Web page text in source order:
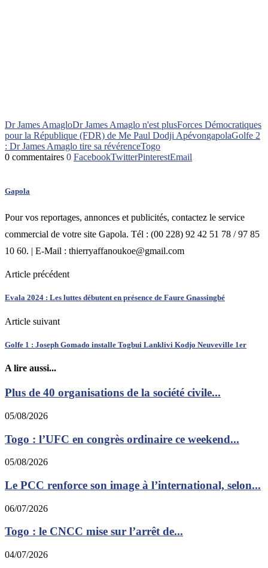
Dr James AmagloDr James Amaglo n'est plusForces Démocratiques
pour la République (FDR) de Me Paul Dodji ApévongapolaGolfe 2
: Dr James Amaglo tire sa révérenceTogo
0 commentaires 0 FacebookTwitterPinterestEmail
Gapola
Pour vos reportages, annonces et publicités, contactez le service
commercial de votre site Gapola. Tél : (00 228) 92 42 51 78 / 97 85
10 60. | E-Mail : thierryaffanoukoe@gmail.com
Article précédent
Evala 2024 : Les luttes débutent en présence de Faure Gnassingbé
Article suivant
Golfe 1 : Joseph Gomado installe Togbui Lanklivi Kodjo Neuveville 1er
A lire aussi...
Plus de 40 organisations de la société civile...
05/08/2026
Togo : l’UFC en congrès ordinaire ce weekend...
05/08/2026
Le PCC renforce son image à l’international, selon...
06/07/2026
Togo : le CNCC mise sur l’arrêt de...
04/07/2026